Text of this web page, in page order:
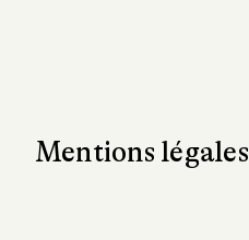
Mentions légales